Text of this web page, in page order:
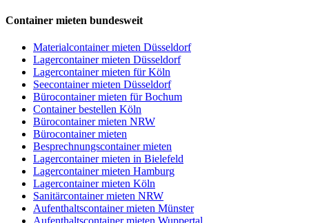
Container mieten bundesweit
Materialcontainer mieten Düsseldorf
Lagercontainer mieten Düsseldorf
Lagercontainer mieten für Köln
Seecontainer mieten Düsseldorf
Bürocontainer mieten für Bochum
Container bestellen Köln
Bürocontainer mieten NRW
Bürocontainer mieten
Besprechnungscontainer mieten
Lagercontainer mieten in Bielefeld
Lagercontainer mieten Hamburg
Lagercontainer mieten Köln
Sanitärcontainer mieten NRW
Aufenthaltscontainer mieten Münster